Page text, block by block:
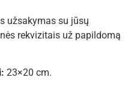
užsakymas su jūsų
rekvizitais už papildomą
23×20 cm.